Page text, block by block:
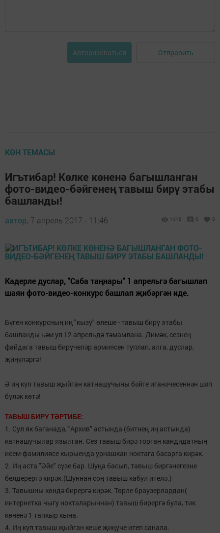
Авторизоваться Отправить
КӨН ТЕМАСЫ
Игътибар! Көлке көненә багышланган
фото-видео-бәйгенең тавыш бирү этабы
башланды!
автор, 7 апрель 2017 - 11:46 1418 0 0
Кадерле дуслар, "Саба таңнары" 1 апрельгә багышлап
шаян фото-видео-конкурс башлап җибәргән иде.
Бүген конкурсның иң "кызу" өлеше - тавыш бирү этабы
башланды һәм ул 12 апрельдә тәмамлана. Димәк, сезнең
файдага тавыш бирүчеләр армиясен туплап, алга, дуслар,
җиңүләргә!
Ә иң күп тавыш җыйган катнашучыны бәйге иганәчесеннән шәп
бүләк көтә!
ТАВЫШ БИРҮ ТӘРТИБЕ:
1. Сул як баганада, "Архив" астында (битнең иң астында)
катнашучылар язылган. Сез тавыш бирә торган кандидатның
исем-фамилиясе кырыенда урнашкан ноктага басарга кирәк.
2. Иң аста "Әйе" сүзе бар. Шуңа басып, тавыш биргәнегезне
белдерергә кирәк.(Шуннан соң тавыш кабул ителә.)
3. Тавышны көндә бирергә кирәк. Төрле браузерлардан(
интернетка чыгу нокталарыннан) тавыш бирергә була, тик
көненә 1 тапкыр кына.
4. Иң күп тавыш җыйган кеше җиңүче итеп санала.